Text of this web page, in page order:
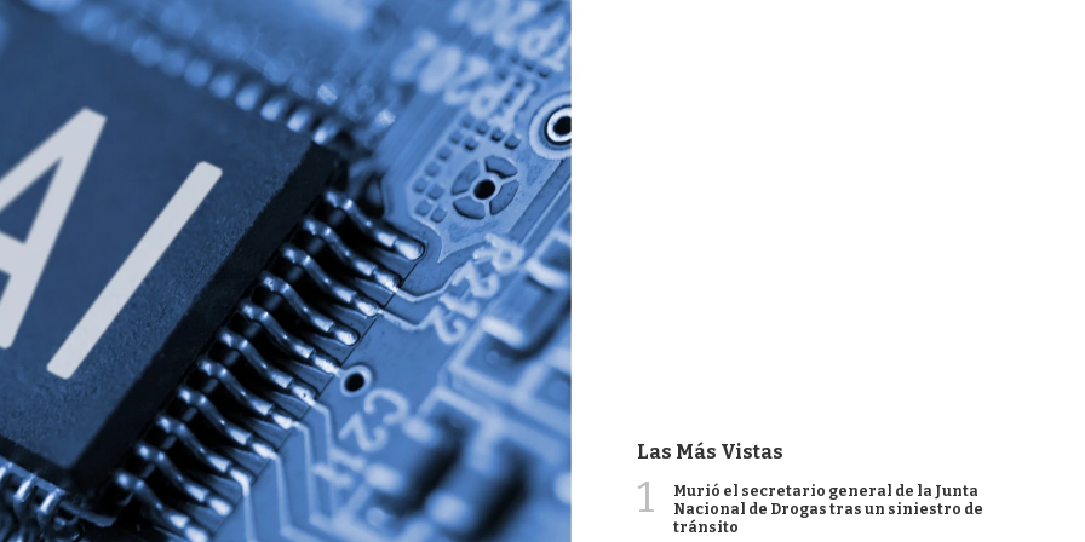
Las Más Vistas
1
Murió el secretario general de la Junta
Nacional de Drogas tras un siniestro de
tránsito